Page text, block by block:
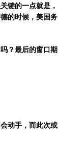
键的一点就是，
的时候，美国务
？最后的窗口期
动手，而此次或